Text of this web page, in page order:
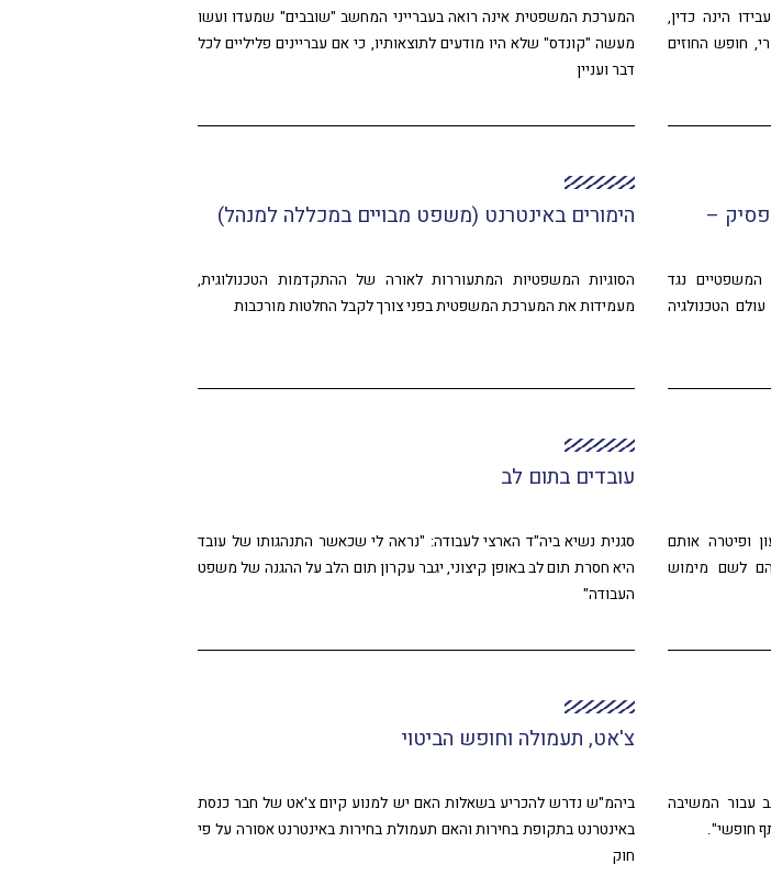
הינה כדין,
חופש החוזים
המערכת המשפטית אינה רואה בעברייני המחשב "שובבים" שמעדו ועשו
מעשה "קונדס" שלא היו מודעים לתוצאותיו, כי אם עבריינים פליליים לכל
דבר ועניין
–
המשפטיים נגד
הטכנולגיה
הימורים באינטרנט (משפט מבויים במכללה למנהל)
הסוגיות המשפטיות המתעוררות לאורה של ההתקדמות הטכנולוגית,
מעמידות את המערכת המשפטית בפני צורך לקבל החלטות מורכבות
ופיטרה אותם
לשם מימוש
עובדים בתום לב
סגנית נשיא ביה"ד הארצי לעבודה: "נראה לי שכאשר התנהגותו של עובד
היא חסרת תום לב באופן קיצוני, יגבר עקרון תום הלב על ההגנה של משפט
העבודה"
עבור המשיבה
חופשי".
צ'אט, תעמולה וחופש הביטוי
ביהמ"ש נדרש להכריע בשאלות האם יש למנוע קיום צ'אט של חבר כנסת
באינטרנט בתקופת בחירות והאם תעמולת בחירות באינטרנט אסורה על פי
חוק